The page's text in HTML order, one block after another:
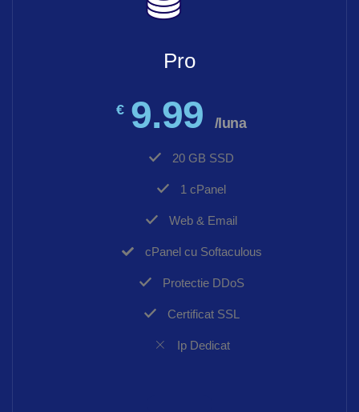
Pro
€ 9.99 /luna
20 GB SSD
1 cPanel
Web & Email
cPanel cu Softaculous
Protectie DDoS
Certificat SSL
Ip Dedicat